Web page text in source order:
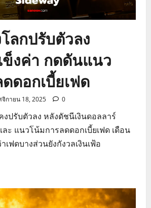
ลกปรับตัวลง
งค่า กดดันแนว
ดอกเบี้ยเฟด
กายน 18, 2025 0
งปรับตัวลง หลังดัชนีเงินดอลลาร์
ะ แนวโน้มการลดดอกเบี้ยเฟด เดือน
เฟดบางส่วนยังกังวลเงินเฟ้อ